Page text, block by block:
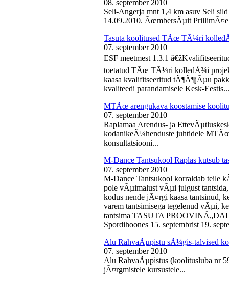
08. september 2010
Seli-Angerja mnt 1,4 km asuv Seli
14.09.2010. ÃœmbersÃµit
Tasuta koolitused TÃœ TÃ¼ri
07. september 2010
ESF meetmest 1.3.1
toetatud TÃœ TÃ¼ri kolledÅ¾i
kaasa kvalifitseeritud tÃ¶Ã¶jÃµu
kvaliteedi parandamisele Kesk-Eestis...
MTÃœ arengukava koostamise
07. september 2010
Raplamaa Arendus- ja
kodanikeÃ¼henduste juhtidele
konsultatsiooni...
M-Dance Tantsukool Raplas kutsub
07. september 2010
M-Dance Tantsukool korraldab teile
pole vÃµimalust vÃµi julgust
kodus nende jÃ¤rgi kaasa tantsinud,
varem tantsimisega tegelenud vÃµi,
tantsima TASUTA
Spordihoones 15. septembrist 19.
Alu RahvaÃµpistu sÃ¼gis-talvised
07. september 2010
Alu RahvaÃµpistus (koolitusluba nr
jÃ¤rgmistele kursustele...